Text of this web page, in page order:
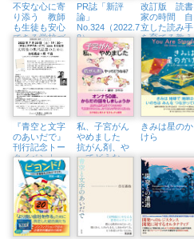
不安な心に寄
り添う 教師
も生徒も安心
できる学校づ
くり
PR誌「新評
論」
No.324（2022.7・
8）
改訂版 読書
家の時間 自
立した読み手
を育てる教え
方・学び方
【実践編】
『青空と文字
のあいだで』
刊行記念トー
クイベント
文明後の現代
思想のために
白石嘉治×堀
千晶 （7/23㈯
19:30〜、ジュ
ンク堂書店池
袋本店）
私、子宮がん
やめました
抗がん剤、や
ってどうな
る？
きみは星のか
けら